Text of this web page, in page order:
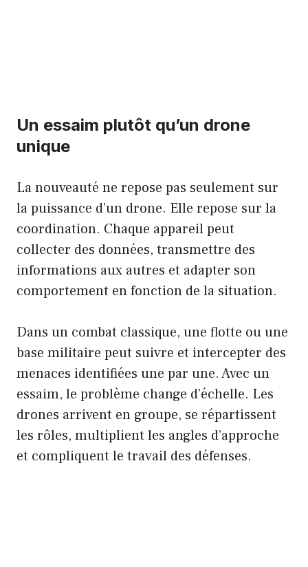
Un essaim plutôt qu’un drone
unique
La nouveauté ne repose pas seulement sur
la puissance d’un drone. Elle repose sur la
coordination. Chaque appareil peut
collecter des données, transmettre des
informations aux autres et adapter son
comportement en fonction de la situation.
Dans un combat classique, une flotte ou une
base militaire peut suivre et intercepter des
menaces identifiées une par une. Avec un
essaim, le problème change d’échelle. Les
drones arrivent en groupe, se répartissent
les rôles, multiplient les angles d’approche
et compliquent le travail des défenses.